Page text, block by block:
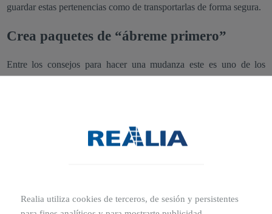
guardar estas pertenencias como de transportarlas de forma segura.
Crea paquetes de “ábreme primero”
Entre los consejos para hacer una mudanza este es uno de los
Puede ser desde unas sábanas para las camas hasta cargadores de
Realia utiliza cookies de terceros, de sesión y persistentes